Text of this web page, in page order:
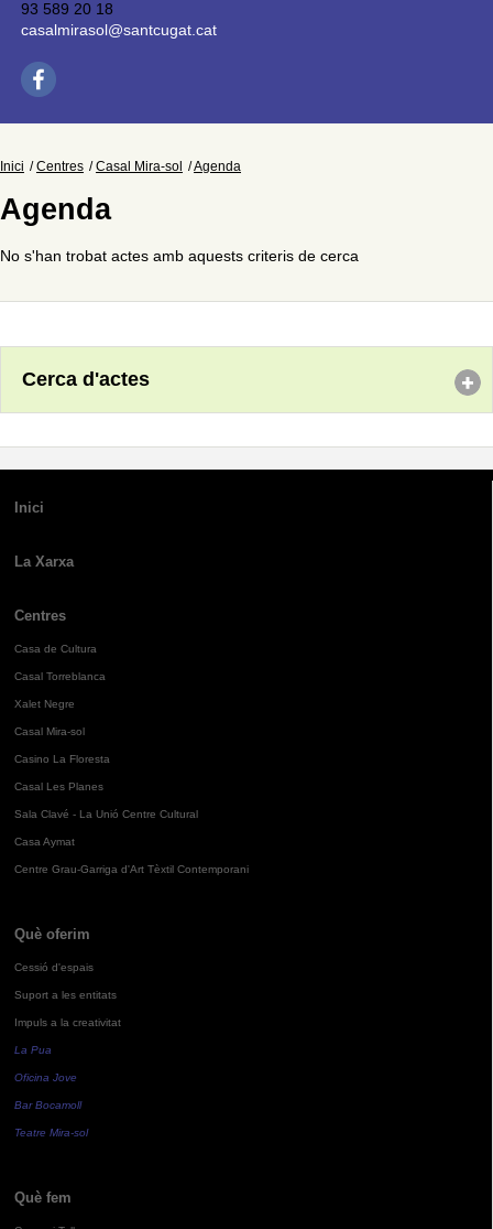
93 589 20 18
casalmirasol@santcugat.cat
Inici Centres Casal Mira-sol Agenda
Agenda
No s'han trobat actes amb aquests criteris de cerca
Cerca d'actes
Inici
La Xarxa
Centres
Casa de Cultura
Casal Torreblanca
Xalet Negre
Casal Mira-sol
Casino La Floresta
Casal Les Planes
Sala Clavé - La Unió Centre Cultural
Casa Aymat
Centre Grau-Garriga d'Art Tèxtil Contemporani
Què oferim
Cessió d'espais
Suport a les entitats
Impuls a la creativitat
La Pua
Oficina Jove
Bar Bocamoll
Teatre Mira-sol
Què fem